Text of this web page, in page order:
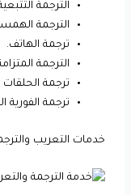
الترجمة
الترجمة
ترجمة الهاتف.
الترجمة
ترجمة الحلقات
ترجمة الفورية
خدمات التعريب